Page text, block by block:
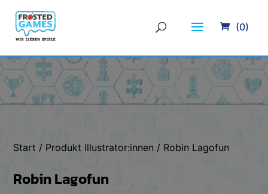
(0)
Start / Produkt Illustrator:innen / Robin Lagofun
Robin Lagofun